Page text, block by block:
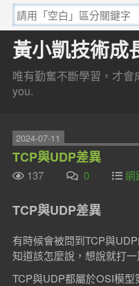
黃小凱技術成
唯有勤奮不斷學習，才會
you.
2024-07-11
TCP與UDP差異
137 0 網
TCP與UDP差異
有時候會被問到TCP與
知道該怎麼說，想說就打
TCP與UDP都屬於OSI模型